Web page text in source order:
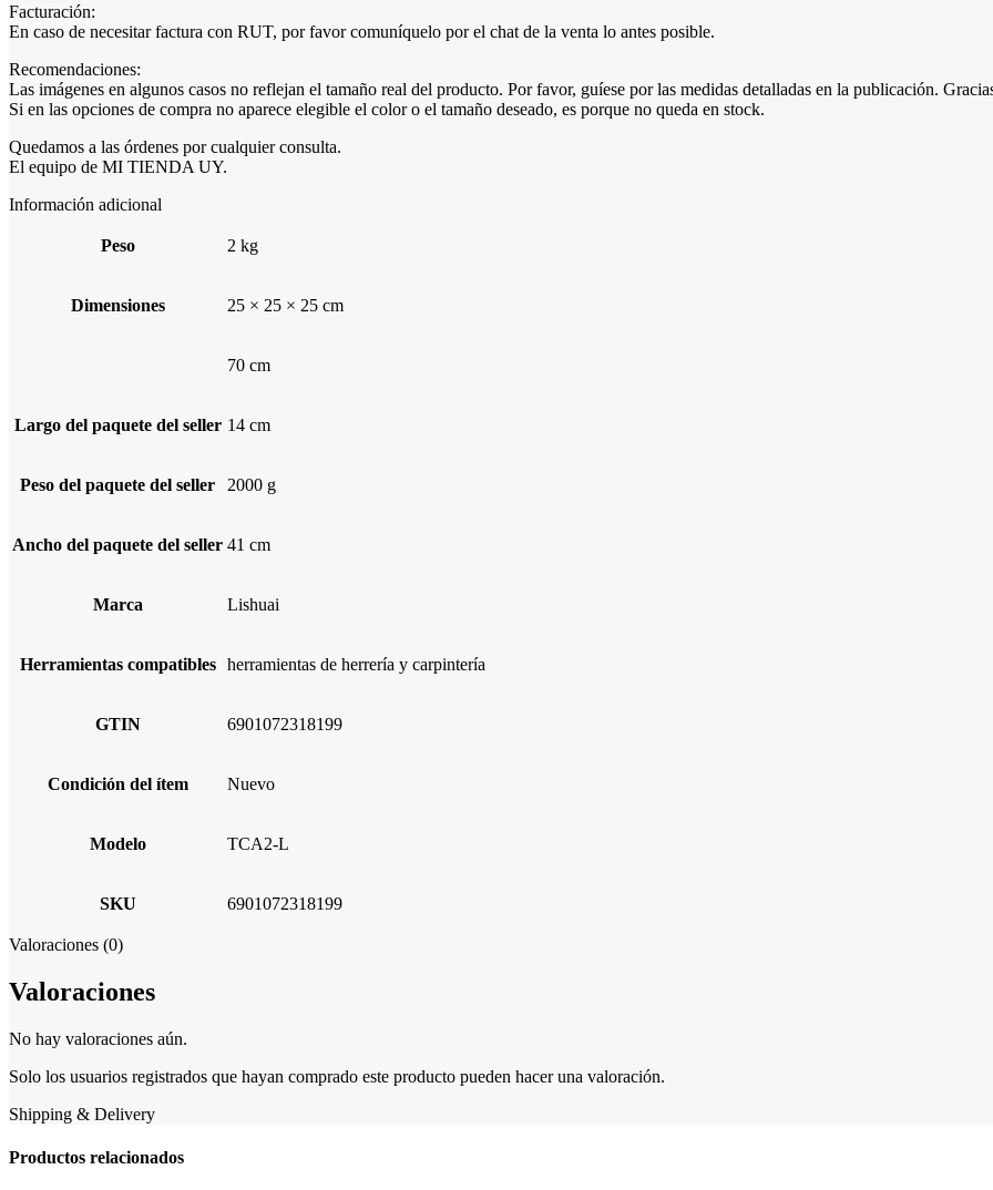
Facturación:
En caso de necesitar factura con RUT, por favor comuníquelo por el chat de la venta lo antes posible.
Recomendaciones:
Las imágenes en algunos casos no reflejan el tamaño real del producto. Por favor, guíese por las medidas detalladas en la publicación.
Si en las opciones de compra no aparece elegible el color o el tamaño deseado, es porque no queda en stock.
Quedamos a las órdenes por cualquier consulta.
El equipo de MI TIENDA UY.
Información adicional
Peso 2 kg
Dimensiones 25 × 25 × 25 cm
70 cm
Largo del paquete del seller 14 cm
Peso del paquete del seller 2000 g
Ancho del paquete del seller 41 cm
Marca Lishuai
Herramientas compatibles herramientas de herrería y carpintería
GTIN 6901072318199
Condición del ítem Nuevo
Modelo TCA2-L
SKU 6901072318199
Valoraciones (0)
Valoraciones
No hay valoraciones aún.
Solo los usuarios registrados que hayan comprado este producto pueden hacer una valoración.
Shipping & Delivery
Productos relacionados